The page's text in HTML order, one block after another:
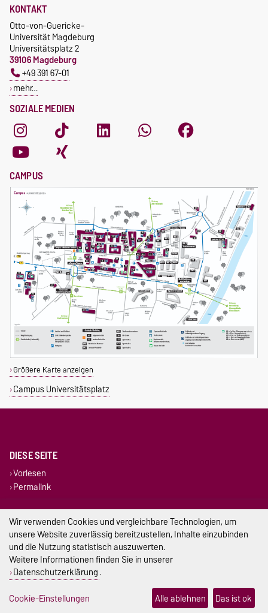
SOZIALE MEDIEN
KONTAKT
Otto-von-Guericke-
Universität Magdeburg
Universitätsplatz 2
39106 Magdeburg
+49 391 67-01
mehr…
CAMPUS
Größere Karte anzeigen
Campus Universitätsplatz
DIESE SEITE
Vorlesen
Permalink
Impressum
Datenschutz
Barrierefreiheit
Cookie-Einstellungen
Wir verwenden Cookies und vergleichbare Technologien, um
unsere Website zuverlässig bereitzustellen, Inhalte einzubinden
und die Nutzung statistisch auszuwerten.
Weitere Informationen finden Sie in unserer
Datenschutzerklärung.
Cookie-Einstellungen
Alle ablehnen Das ist ok